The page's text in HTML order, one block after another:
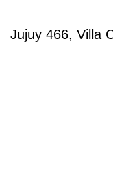
Jujuy 466, Villa